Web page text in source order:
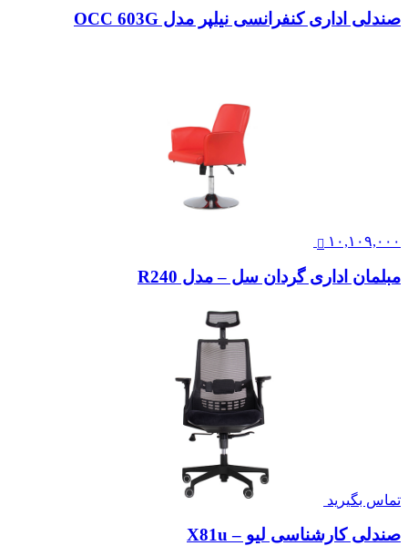
صندلی اداری کنفرانسی نیلپر مدل OCC 603G
۱۰,۱۰۹,۰۰۰
مبلمان اداری گردان سل – مدل R240
تماس بگیرید
صندلی کارشناسی لیو – X81u